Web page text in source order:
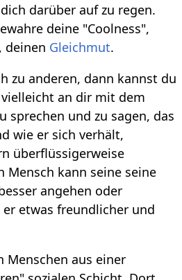
darüber auf zu regen.
deine "Coolness",
, deinen Gleichmut.
zu anderen, dann kannst du
an dir mit dem
sprechen und zu sagen, das
wie er sich verhält,
überflüssigerweise
Mensch kann seine seine
angehen oder
etwas freundlicher und
Menschen aus einer